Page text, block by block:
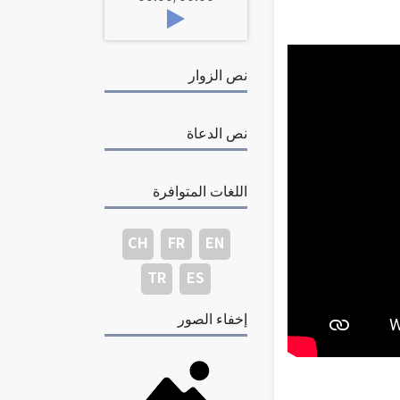
نص الزوار
نص الدعاة
اللغات المتوافرة
EN
FR
CH
ES
TR
إخفاء الصور